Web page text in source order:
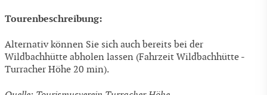
Tourenbeschreibung:
Alternativ können Sie sich auch bereits bei der
Wildbachhütte abholen lassen (Fahrzeit Wildbachhütte -
Turracher Höhe 20 min).